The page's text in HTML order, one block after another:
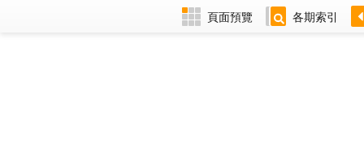
頁面預覽 各期索引